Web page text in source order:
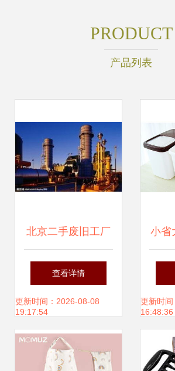
PRODUCT
产品列表
北京二手废旧工厂
生产线流水线设备
拆除回收公司 日用
百货的绿色转型与
查看详情
更新时间：2026-08-08
19:17:54
小省
学
特
更新时
16:48:36